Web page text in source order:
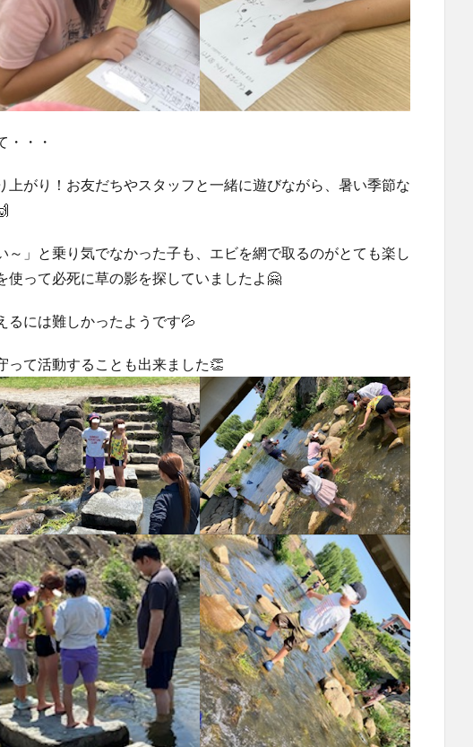
・・・
上がり！お友だちやスタッフと一緒に遊びながら、暑い季節な
～」と乗り気でなかった子も、エビを網で取るのがとても楽し
使って必死に草の影を探していましたよ🤗
るには難しかったようです💦
って活動することも出来ました👏